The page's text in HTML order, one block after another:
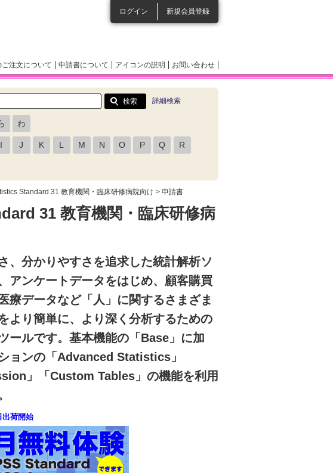
ログイン 新規会員登録
注文について 申請書について アイコンの説明 お問い合わせ
詳細検索
わ
I J K L M N O P Q R
Standard 31 教育機関・臨床研修病院向け > 申請書
31 教育機関・臨床研修病
、分かりやすさを追求した統計解析ソ
アンケートデータをはじめ、顧客購買
療データなど「人」に関するさまざま
より簡単に、より深く分析するための
ールです。基本機能の「Base」に加
ョンの「Advanced Statistics」
」「Custom Tables」の機能を利用
出荷開始